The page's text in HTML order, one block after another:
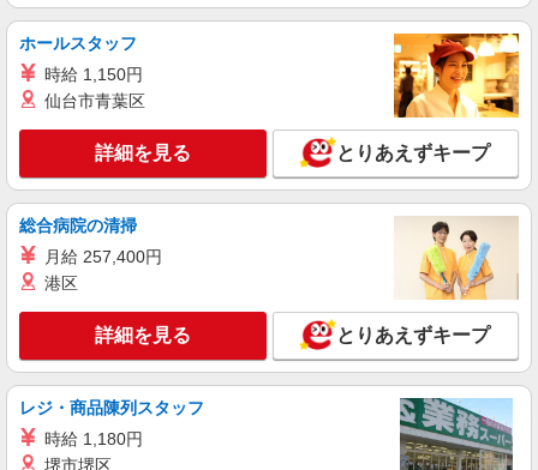
ホールスタッフ
時給 1,150円
仙台市青葉区
詳細を見る とりあえずキープ
総合病院の清掃
月給 257,400円
港区
詳細を見る とりあえずキープ
レジ・商品陳列スタッフ
時給 1,180円
堺市堺区